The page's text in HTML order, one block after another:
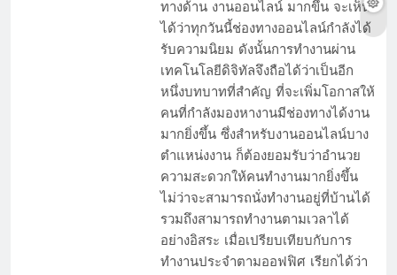
ทางด้าน งานออนไลน์ มากขึ้น จะเห็น
ได้ว่าทุกวันนี้ช่องทางออนไลน์กำลังได้
รับความนิยม ดังนั้นการทำงานผ่าน
เทคโนโลยีดิจิทัลจึงถือได้ว่าเป็นอีก
หนึ่งบทบาทที่สำคัญ ที่จะเพิ่มโอกาสให้
คนที่กำลังมองหางานมีช่องทางได้งาน
มากยิ่งขึ้น ซึ่งสำหรับงานออนไลน์บาง
ตำแหน่งงาน ก็ต้องยอมรับว่าอำนวย
ความสะดวกให้คนทำงานมากยิ่งขึ้น
ไม่ว่าจะสามารถนั่งทำงานอยู่ที่บ้านได้
รวมถึงสามารถทำงานตามเวลาได้
อย่างอิสระ เมื่อเปรียบเทียบกับการ
ทำงานประจำตามออฟฟิศ เรียกได้ว่า